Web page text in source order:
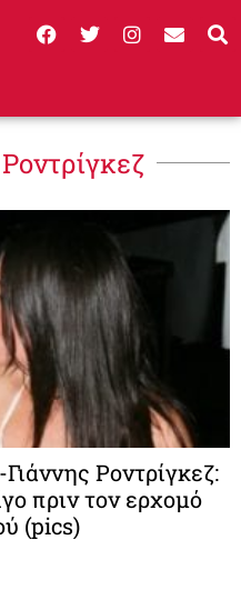
Ροντρίγκεζ:
πριν τον ερχομό
(pics)